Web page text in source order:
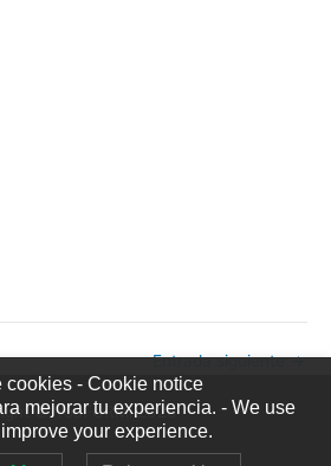
Entrada siguiente→
© YouFORMi 2026
cookies - Cookie notice
mejorar tu experiencia. - We use
your experience.